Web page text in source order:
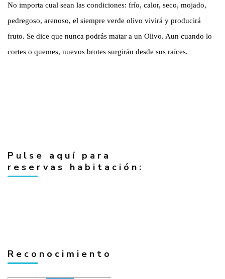
No importa cual sean las condiciones: frío, calor, seco, mojado,
pedregoso, arenoso, el siempre verde olivo vivirá y producirá
fruto. Se dice que nunca podrás matar a un Olivo. Aun cuando lo
cortes o quemes, nuevos brotes surgirán desde sus raíces.
Pulse aquí para
reservas habitación:
Reconocimiento